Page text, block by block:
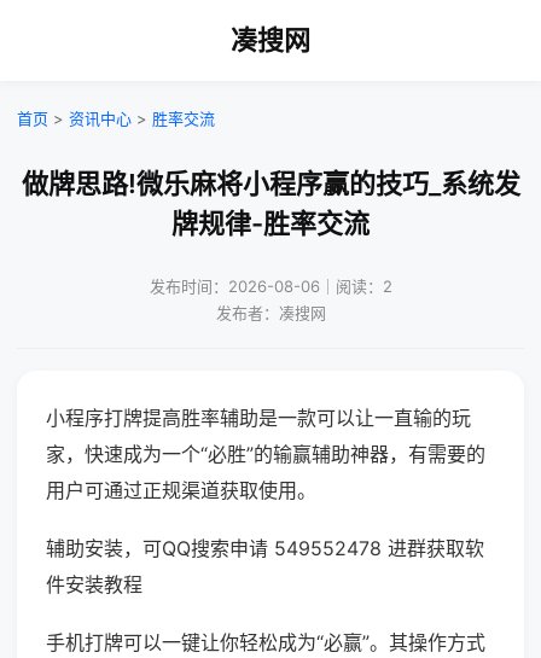
凑搜网
首页 > 资讯中心 > 胜率交流
做牌思路!微乐麻将小程序赢的技巧_系统发
牌规律-胜率交流
发布时间：2026-08-06｜阅读：2
发布者：凑搜网
小程序打牌提高胜率辅助是一款可以让一直输的玩
家，快速成为一个“必胜”的输赢辅助神器，有需要的
用户可通过正规渠道获取使用。
辅助安装，可QQ搜索申请 549552478 进群获取软
件安装教程
手机打牌可以一键让你轻松成为“必赢”。其操作方式